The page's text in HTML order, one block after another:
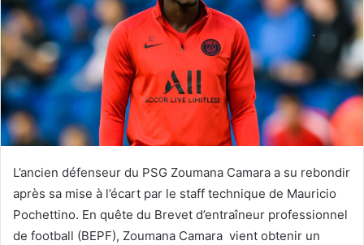
n
c
o
u
r
r
i
e
L’ancien défenseur du PSG Zoumana Camara a su rebondir
après sa mise à l’écart par le staff technique de Mauricio
Pochettino. En quête du Brevet d’entraîneur professionnel
de football (BEPF), Zoumana Camara vient obtenir un